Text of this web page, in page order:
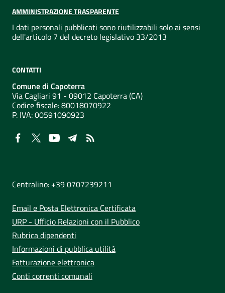
AMMINISTRAZIONE TRASPARENTE
I dati personali pubblicati sono riutilizzabili solo ai sensi
dell'articolo 7 del decreto legislativo 33/2013
CONTATTI
Comune di Capoterra
Via Cagliari 91 - 09012 Capoterra (CA)
Codice fiscale: 80018070922
P. IVA:00591090923
Centralino: +39 0707239211
Email e Posta Elettronica Certificata
URP - Ufficio Relazioni con il Pubblico
Rubrica dipendenti
Informazioni di pubblica utilità
Fatturazione elettronica
Conti correnti comunali